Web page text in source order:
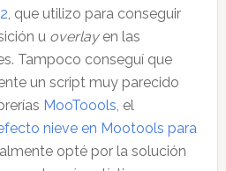
, que utilizo para conseguir
u overlayen las
Tampoco conseguí que
un script muy parecido
MooToools , el
nieve en Mootools para
opté por la solución